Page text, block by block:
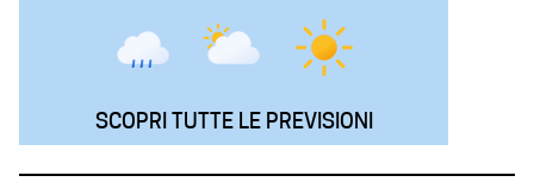
SCOPRI TUTTE LE PREVISIONI